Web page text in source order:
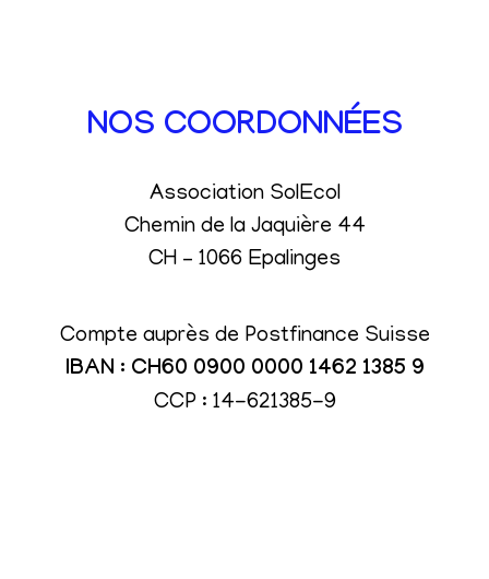
NOS COORDONNÉES
Association SolEcol
Chemin de la Jaquière 44
CH – 1066 Epalinges
Compte auprès de Postfinance Suisse
IBAN : CH60 0900 0000 1462 1385 9
CCP : 14-621385-9